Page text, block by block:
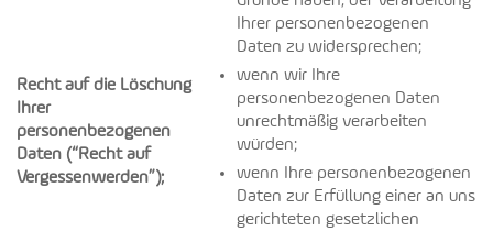
Recht auf die Löschung
Ihrer
personenbezogenen
Daten (“Recht auf
Vergessenwerden”);
Ihrer personenbezogenen
Daten zu widersprechen;
wenn wir Ihre
personenbezogenen Daten
unrechtmäßig verarbeiten
würden;
wenn Ihre personenbezogenen
Daten zur Erfüllung einer an uns
gerichteten gesetzlichen